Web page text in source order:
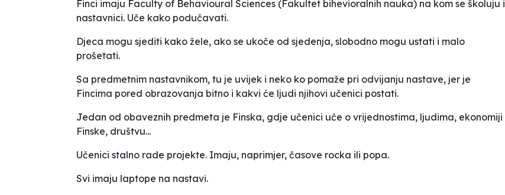
Finci imaju Faculty of Behavioural Sciences (Fakultet bihevioralnih nauka) na kom se školuju i
nastavnici. Uče kako podučavati.
Djeca mogu sjediti kako žele, ako se ukoče od sjedenja, slobodno mogu ustati i malo
prošetati.
Sa predmetnim nastavnikom, tu je uvijek i neko ko pomaže pri odvijanju nastave, jer je
Fincima pored obrazovanja bitno i kakvi će ljudi njihovi učenici postati.
Jedan od obaveznih predmeta je Finska, gdje učenici uče o vrijednostima, ljudima, ekonomiji
Finske, društvu...
Učenici stalno rade projekte. Imaju, naprimjer, časove rocka ili popa.
Svi imaju laptope na nastavi.